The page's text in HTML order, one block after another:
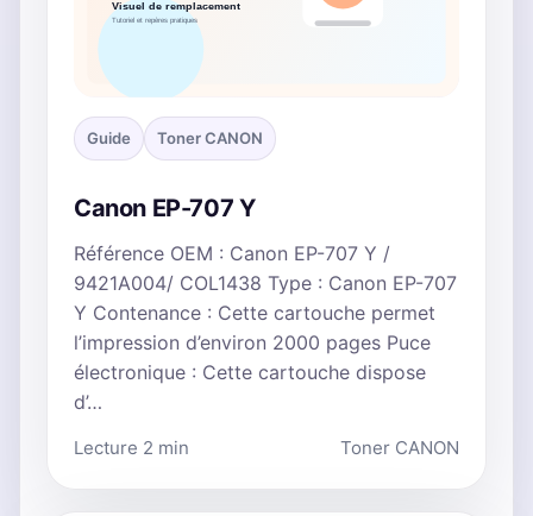
Guide Toner CANON
Canon EP-707 Y
Référence OEM : Canon EP-707 Y /
9421A004/ COL1438 Type : Canon EP-707
Y Contenance : Cette cartouche permet
l’impression d’environ 2000 pages Puce
électronique : Cette cartouche dispose
d’…
Lecture 2 min Toner CANON